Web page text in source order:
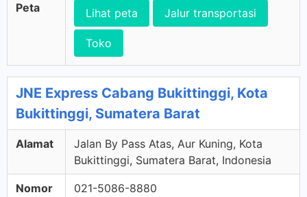
Peta Lihat peta Jalur transportasi
Toko
JNE Express Cabang Bukittinggi, Kota
Bukittinggi, Sumatera Barat
Alamat
Jalan By Pass Atas, Aur Kuning, Kota
Bukittinggi, Sumatera Barat, Indonesia
Nomor
021-5086-8880